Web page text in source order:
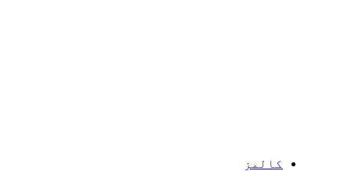
کالمز